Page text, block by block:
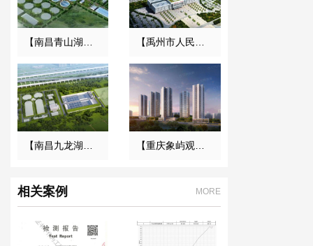
【南昌九龙湖污水处理厂】DN1200橡胶接头合同 【重庆象屿观悦府电力工程】变压器减振器合同
相关案例 MORE